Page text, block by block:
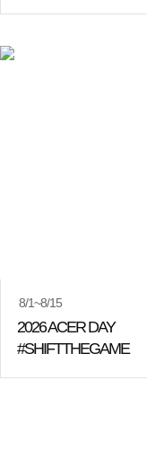
8/1~8/15
2026 ACER DAY
#SHIFTTHEGAME